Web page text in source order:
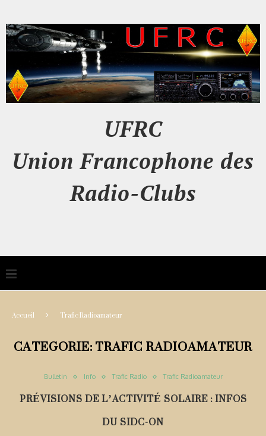
UFRC
Union Francophone des
Radio-Clubs
Accueil Trafic Radioamateur
CATEGORIE:TRAFIC RADIOAMATEUR
Bulletin Info Trafic Radio Trafic Radioamateur
PRÉVISIONS DE L’ACTIVITÉ SOLAIRE : INFOS
DU SIDC-ON